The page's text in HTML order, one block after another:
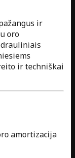
ir
oro
ir techniškai
amortizacija